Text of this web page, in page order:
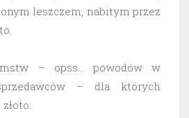
leszczem, nabitym przez
– opss… powodów w
– dla których